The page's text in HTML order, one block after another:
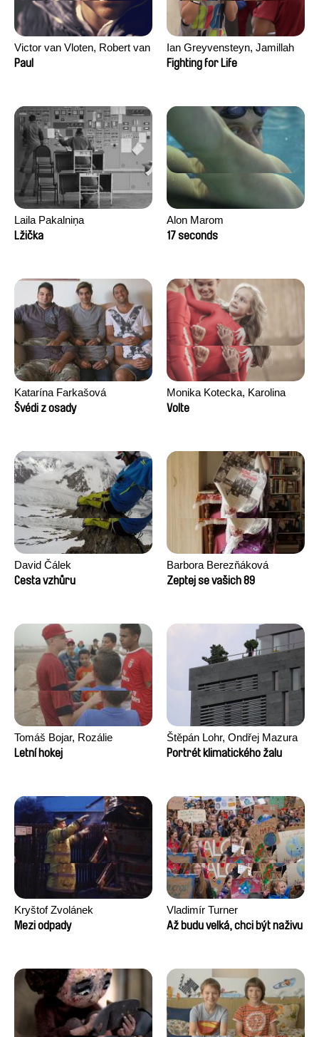
Victor van Vloten, Robert van
Wingerden
Paul
Ian Greyvensteyn, Jamillah
van der Hulst
Fighting for Life
Laila Pakalniņa
Lžička
Alon Marom
17 seconds
Katarína Farkašová
Švédi z osady
Monika Kotecka, Karolina
Poryzała
Volte
David Čálek
Cesta vzhůru
Barbora Berezňáková
Zeptej se vašich 89
Tomáš Bojar, Rozálie
Kohoutová
Letní hokej
Štěpán Lohr, Ondřej Mazura
Portrét klimatického žalu
Kryštof Zvolánek
Mezi odpady
Vladimír Turner
Až budu velká, chci být naživu